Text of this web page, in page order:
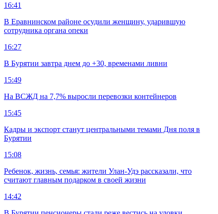
16:41
В Еравнинском районе осудили женщину, ударившую
сотрудника органа опеки
16:27
В Бурятии завтра днем до +30, временами ливни
15:49
На ВСЖД на 7,7% выросли перевозки контейнеров
15:45
Кадры и экспорт станут центральными темами Дня поля в
Бурятии
15:08
Ребенок, жизнь, семья: жители Улан-Удэ рассказали, что
считают главным подарком в своей жизни
14:42